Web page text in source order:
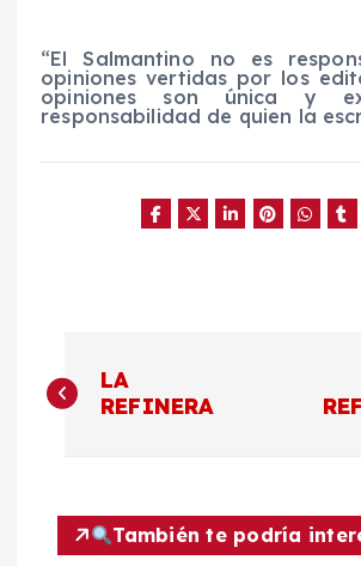
“El Salmantino no es
opiniones vertidas por los
opiniones son única y
responsabilidad de quien la
a
e
LA
REFINERA
También te podría